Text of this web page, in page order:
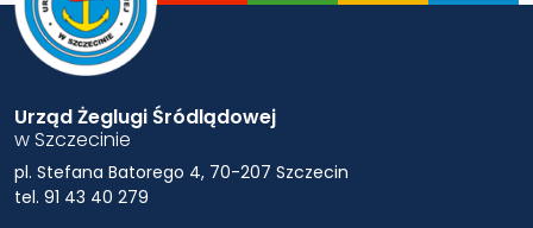
Urząd Żeglugi Śródlądowej
w Szczecinie
pl. Stefana Batorego 4, 70-207 Szczecin
tel. 91 43 40 279